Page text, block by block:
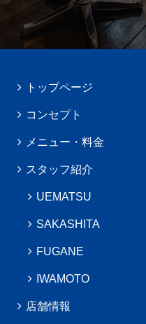
トップページ
コンセプト
メニュー・料金
スタッフ紹介
UEMATSU
SAKASHITA
FUGANE
IWAMOTO
店舗情報